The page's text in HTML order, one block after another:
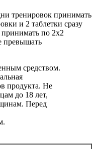
тренировок принимать
и 2 таблетки сразу
по 2х2
превышать
средством.
продукта. Не
до 18 лет,
Перед